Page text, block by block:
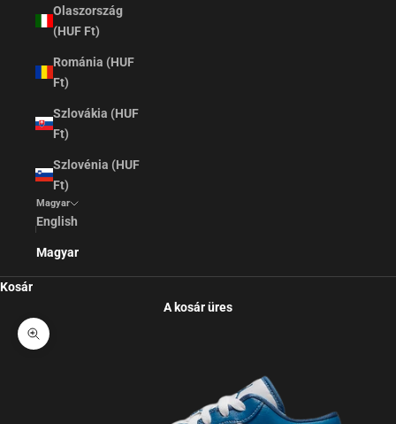
Olaszország
(HUF Ft)
Románia (HUF
Ft)
Szlovákia (HUF
Ft)
Szlovénia (HUF
Ft)
Magyar
English
Magyar
Kosár
A kosár üres